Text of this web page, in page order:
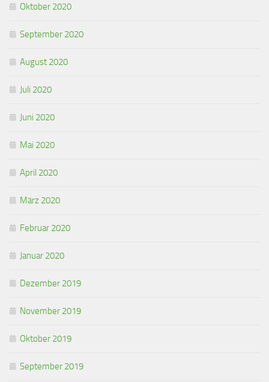
Oktober 2020
September 2020
August 2020
Juli 2020
Juni 2020
Mai 2020
April 2020
März 2020
Februar 2020
Januar 2020
Dezember 2019
November 2019
Oktober 2019
September 2019